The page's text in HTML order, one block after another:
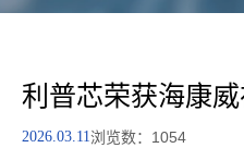
利普芯荣获海康
2026.03.11浏览数：1054